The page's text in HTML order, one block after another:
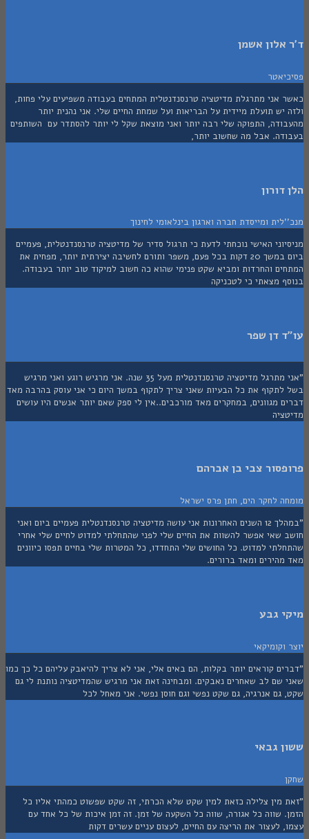
אשמן
אני מתרגלת מדיטציה טרנסנדנטלית המתחים בעבודה משפיעים עלי פחות,
יש תועלת מיידית על הבריאות ועל שמחת החיים שלי. אני נהנית יותר
התפוקה שלי רבה יותר ואני מוצאת שקל לי יותר להסתדר עם השותפים
אבל מה שחשוב יותר,
ומייסדת חברה וארגון בינלאומי לחינוך
האישי נוכחתי לדעת כי תרגול סדיר של מדיטציה טרנסנדנטלית, פעמיים
ביום במשך 20 דקות בכל פעם, משפר ותורם לחשיבה יצירתית יותר, מפחית את
והחרדות ומביא שקט פנימי שהוא כה חשוב למיקוד טוב יותר בעבודה.
מצאתי כי לטכניקה
דן שפר
"אני מתרגל מדיטציה טרנסנדנטלית מעל 35 שנה. אני מרגיש רוגע ואני מרגיש
את כל הבעיות שאני צריך לתקוף במשך היום כי אני עוסק בהרבה מאד
מגוונים, במחקרים מאד מורכבים..אין לי ספק שאם יותר אנשים היו עושים
צבי בן אברהם
לחקר הים, חתן פרס ישראל
"במהלך 12 השנים האחרונות אני עושה מדיטציה טרנסנדנטלית פעמיים ביום ואני
שאי אפשר להשוות את החיים שלי לפני שהתחלתי למדוט לחיים שלי אחרי
למדוט. כל החושים שלי התחדדו, כל המטרות שלי בחיים תפסו כיוונים
ומאד ברורים.
גבע
קוראים יותר בקלות, הם באים אלי, אני לא צריך להיאבק עליהם כל כך כמו
שם לב שאחרים נאבקים. ומבחינה זאת אני מרגיש שהמדיטציה נותנת לי גם
אנרגיה, גם שקט נפשי וגם חוסן נפשי. אני מאחל לכל
גבאי
מין צלילה כזאת למין שקט שלא הכרתי, זה שקט שפשוט כמהתי אליו כל
שווה כל אגורה, שווה כל השקעה של זמן. זה זמן איכות של כל אחד עם
לעצור את הריצה עם החיים, לעצום עניים עשרים דקות